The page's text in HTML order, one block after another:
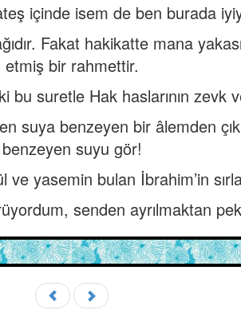
içinde isem de ben burada
Fakat hakikatte mana
etmiş bir rahmettir.
ki bu suretle Hak haslarının
suya benzeyen bir âlemden
benzeyen suyu gör!
yasemin bulan İbrahim’in
senden ayrılmaktan